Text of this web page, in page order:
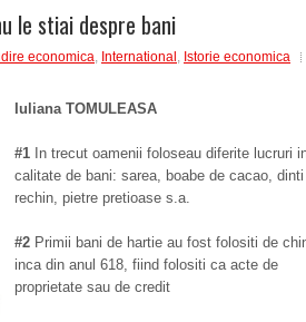
le stiai despre bani
economica, International , Istorie economica
Iuliana TOMULEASA
#1 In trecut oamenii foloseau diferite lucruri
calitate de bani: sarea, boabe de cacao,
rechin, pietre pretioase s.a.
#2 Primii bani de hartie au fost folositi de
inca din anul 618, fiind folositi ca acte de
proprietate sau de credit